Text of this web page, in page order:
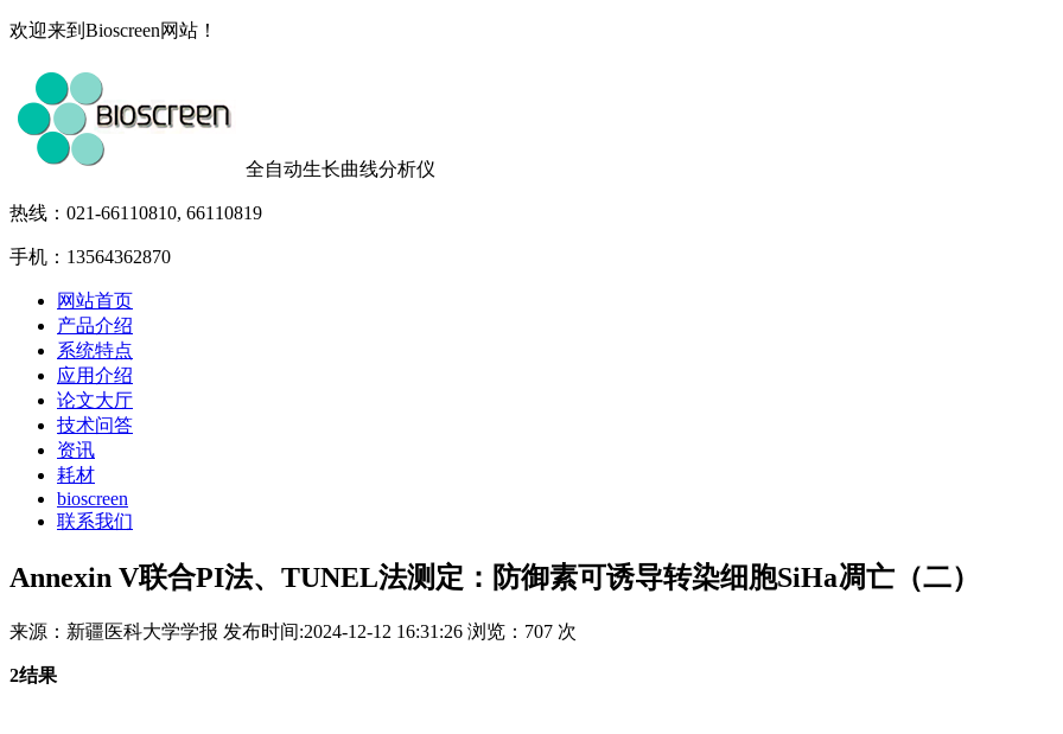
欢迎来到Bioscreen网站！
全自动生长曲线分析仪
热线：021-66110810, 66110819
手机：13564362870
网站首页
产品介绍
系统特点
应用介绍
论文大厅
技术问答
资讯
耗材
bioscreen
联系我们
Annexin V联合PI法、TUNEL法测定：防御素可诱导转染细胞SiHa凋亡（二）
来源： 新疆医科大学学报 发布时间:2024-12-12 16:31:26 浏览： 707 次
2结果